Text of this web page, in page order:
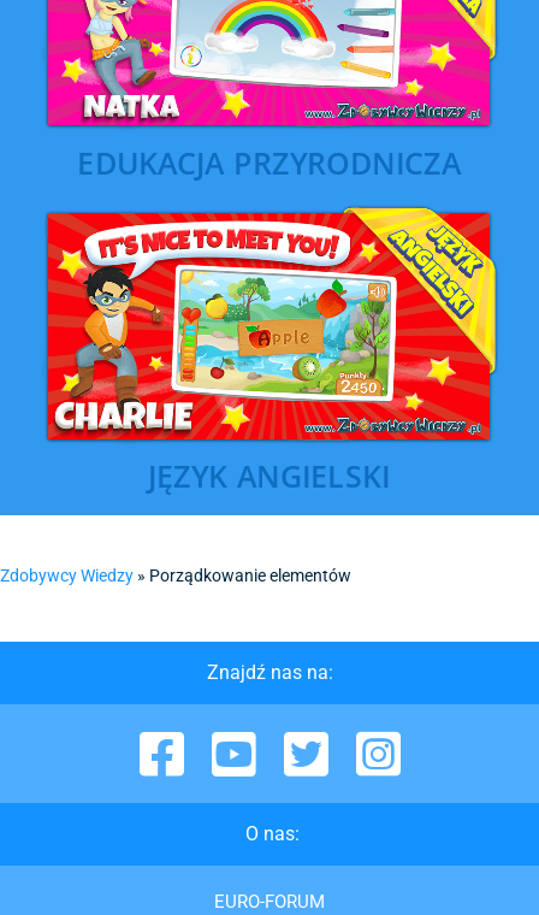
EDUKACJA PRZYRODNICZA
JĘZYK ANGIELSKI
Zdobywcy Wiedzy » Porządkowanie elementów
Znajdź nas na:
Facebook YouTube Twitter Instagram
O nas:
EURO-FORUM